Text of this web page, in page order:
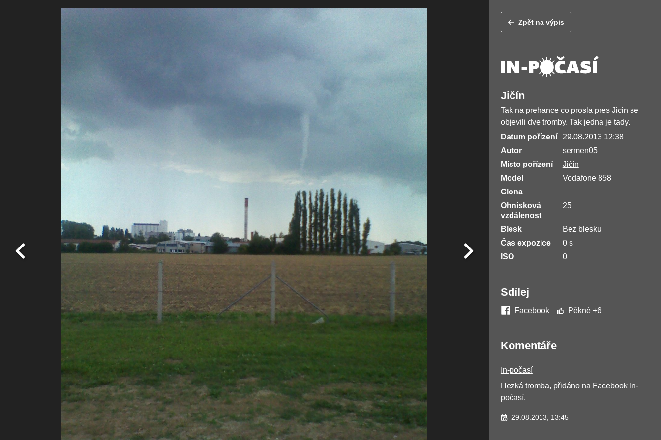
Zpět na výpis
Jičín
Tak na prehance co prosla pres Jicin se
objevili dve tromby. Tak jedna je tady.
Datum pořízení
29.08.2013 12:38
Autor
sermen05
Místo pořízení
Jičín
Model
Vodafone 858
Clona
Ohnisková
vzdálenost
25
Blesk
Bez blesku
Čas expozice
0 s
ISO
0
Sdílej
Facebook Pěkné +6
Komentáře
In-počasí
Hezká tromba, přidáno na Facebook In-
počasí.
29.08.2013, 13:45